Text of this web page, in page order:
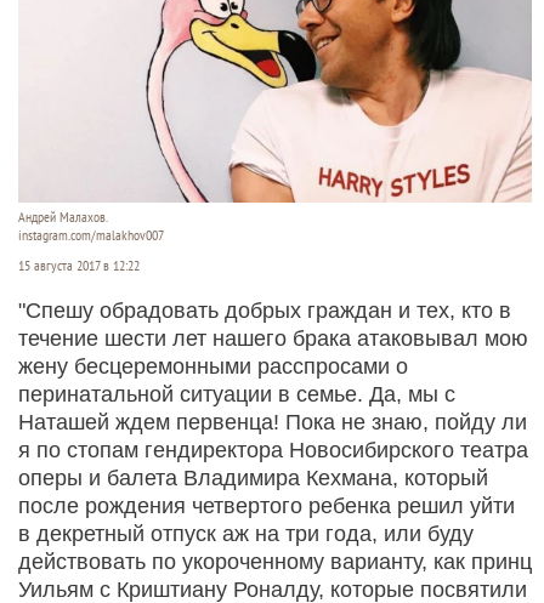
Андрей Малахов.
instagram.com/malakhov007
15 августа 2017 в 12:22
"Спешу обрадовать добрых граждан и тех, кто в
течение шести лет нашего брака атаковывал мою
жену бесцере­монными расспросами о
перинатальной ситуации в семье. Да, мы с
Наташей ждем первенца! Пока не знаю, пойду ли
я по стопам гендиректора Новосибир­ского театра
оперы и балета Владими­ра Кехмана, который
после рождения четвертого ребенка решил уйти
в декретный отпуск аж на три года, или буду
действовать по укороченному вариан­ту, как принц
Уильям с Криштиану Ро­налду, которые посвятили